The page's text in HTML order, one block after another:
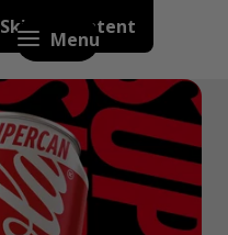
Skip to content
Menu